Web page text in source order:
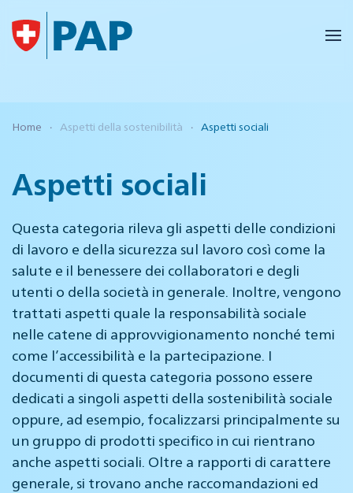
Skip to main content
Home Aspetti della sostenibilità Aspetti sociali
Aspetti sociali
Questa categoria rileva gli aspetti delle condizioni
di lavoro e della sicurezza sul lavoro così come la
salute e il benessere dei collaboratori e degli
utenti o della società in generale. Inoltre, vengono
trattati aspetti quale la responsabilità sociale
nelle catene di approvvigionamento nonché temi
come l’accessibilità e la partecipazione. I
documenti di questa categoria possono essere
dedicati a singoli aspetti della sostenibilità sociale
oppure, ad esempio, focalizzarsi principalmente su
un gruppo di prodotti specifico in cui rientrano
anche aspetti sociali. Oltre a rapporti di carattere
generale, si trovano anche raccomandazioni ed